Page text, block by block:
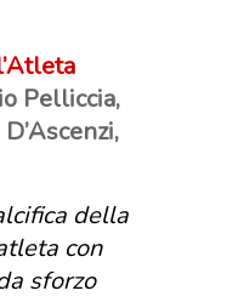
Pelliccia,
della
con
sforzo